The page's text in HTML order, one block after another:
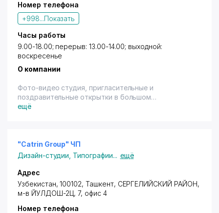
Номер телефона
+998...Показать
Часы работы
9.00-18.00; перерыв: 13.00-14.00; выходной:
воскресенье
О компании
Фото-видео студия, пригласительные и
поздравительные открытки в большом
ассортименте.
ещё
"Catrin Group" ЧП
Дизайн-студии Типографии... ещё
Адрес
Узбекистан, 100102, Ташкент, СЕРГЕЛИЙСКИЙ РАЙОН,
м-в ЙУЛДОШ-2Ц, 7, офис 4
Номер телефона